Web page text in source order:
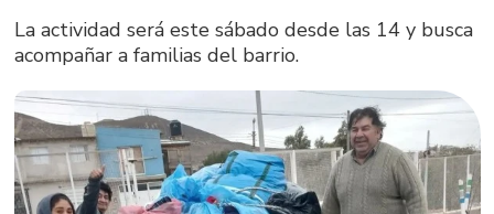
La actividad será este sábado desde las 14 y busca
acompañar a familias del barrio.